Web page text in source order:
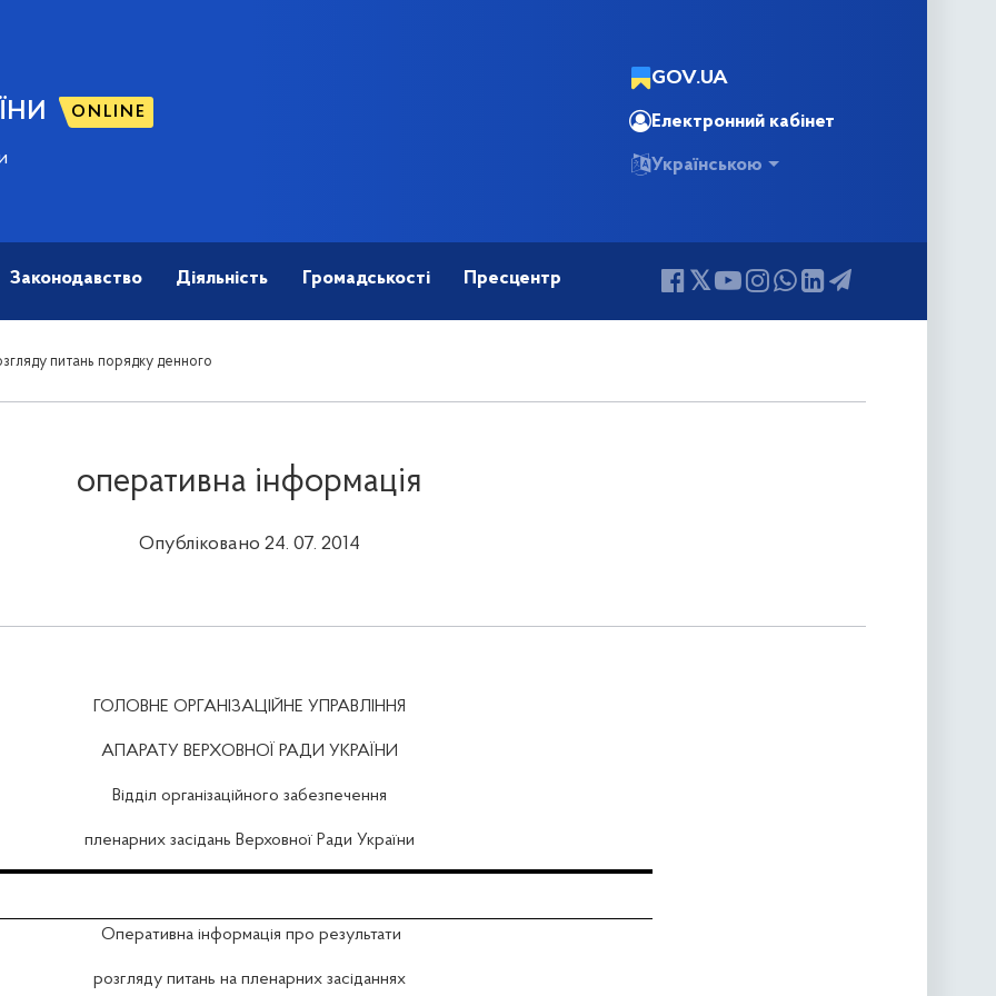
ONLINE
GOV.UA
Електронний кабінет
Українською
Законодавство Діяльність Громадськості Пресцентр
питань порядку денного
оперативна інформація
Опубліковано 24. 07. 2014
ГОЛОВНЕ ОРГАНІЗАЦІЙНЕ УПРАВЛІННЯ
АПАРАТУ ВЕРХОВНОЇ РАДИ УКРАЇНИ
Відділ організаційного забезпечення
пленарних засідань Верховної Ради України
Оперативна інформація про результати
розгляду питань на пленарних засіданнях